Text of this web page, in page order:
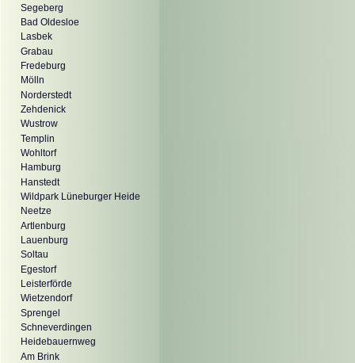
Segeberg
Bad Oldesloe
Lasbek
Grabau
Fredeburg
Mölln
Norderstedt
Zehdenick
Wustrow
Templin
Wohltorf
Hamburg
Hanstedt
Wildpark Lüneburger Heide
Neetze
Artlenburg
Lauenburg
Soltau
Egestorf
Leisterförde
Wietzendorf
Sprengel
Schneverdingen
Heidebauernweg
Am Brink